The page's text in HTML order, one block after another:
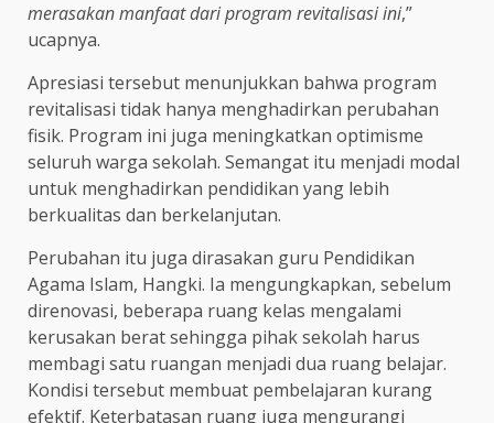
merasakan manfaat dari program revitalisasi ini,”
ucapnya.
Apresiasi tersebut menunjukkan bahwa program
revitalisasi tidak hanya menghadirkan perubahan
fisik. Program ini juga meningkatkan optimisme
seluruh warga sekolah. Semangat itu menjadi modal
untuk menghadirkan pendidikan yang lebih
berkualitas dan berkelanjutan.
Perubahan itu juga dirasakan guru Pendidikan
Agama Islam, Hangki. Ia mengungkapkan, sebelum
direnovasi, beberapa ruang kelas mengalami
kerusakan berat sehingga pihak sekolah harus
membagi satu ruangan menjadi dua ruang belajar.
Kondisi tersebut membuat pembelajaran kurang
efektif. Keterbatasan ruang juga mengurangi